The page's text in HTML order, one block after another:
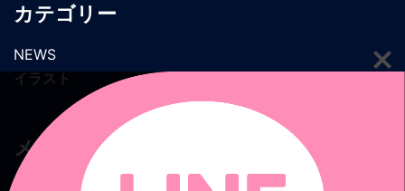
カテゴリー
NEWS
イラスト
メタ情報